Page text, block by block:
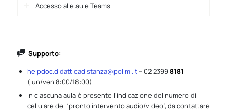
Accesso alle aule Teams
Supporto:
helpdoc.didatticadistanza@polimi.it– 02 23998181
(lun/ven 8:00/18:00)
in ciascuna aula è presente l’indicazione del numero di
cellulare del “pronto intervento audio/video”, da contattare